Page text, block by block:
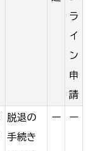
ラ
イ
ン
申
請
脱退の
手続き
ー ー